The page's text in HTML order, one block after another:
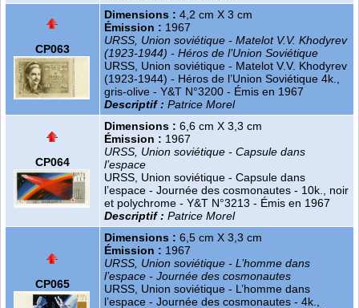
CP063
Dimensions : 4,2 cm X 3 cm
Émission : 1967
URSS, Union soviétique - Matelot V.V. Khodyrev
(1923-1944) - Héros de l’Union Soviétique
URSS, Union soviétique - Matelot V.V. Khodyrev
(1923-1944) - Héros de l’Union Soviétique 4k.,
gris-olive - Y&T N°3200 - Émis en 1967
Descriptif : Patrice Morel
CP064
Dimensions : 6,6 cm X 3,3 cm
Émission : 1967
URSS, Union soviétique - Capsule dans
l’espace
URSS, Union soviétique - Capsule dans
l’espace - Journée des cosmonautes - 10k., noir
et polychrome - Y&T N°3213 - Émis en 1967
Descriptif : Patrice Morel
CP065
Dimensions : 6,5 cm X 3,3 cm
Émission : 1967
URSS, Union soviétique - L’homme dans
l’espace - Journée des cosmonautes
URSS, Union soviétique - L’homme dans
l’espace - Journée des cosmonautes - 4k.,